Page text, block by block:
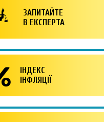
ЗАПИТАЙТЕ
В ЕКСПЕРТА
ІНДЕКС
ІНФЛЯЦІЇ